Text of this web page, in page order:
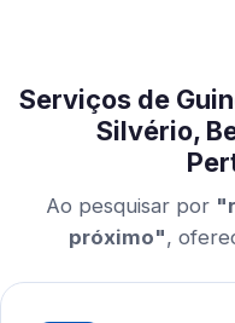
Serviços de
Silvério,
Ao pesquisar por
próximo",